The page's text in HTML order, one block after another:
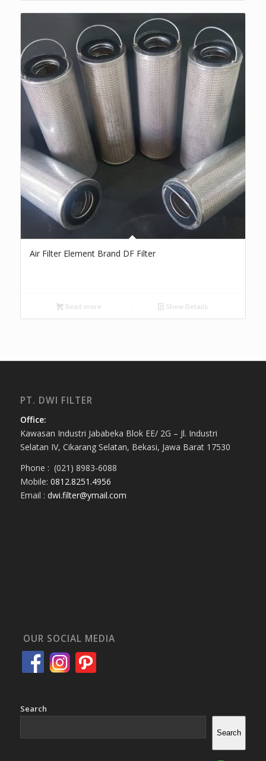
Air Filter Element Brand DF Filter
Read more Show Details
PT. DWI FILTER
Office:
Kawasan Industri Jababeka Blok EE/ 2G – Jl. Industri
Selatan IV, Cikarang Selatan, Bekasi, Jawa Barat 17530
Phone : (021) 8983-6088
Mobile: 0812.8251.4956
Email : dwi.filter@ymail.com
OUR SOCIAL MEDIA
Search
Search